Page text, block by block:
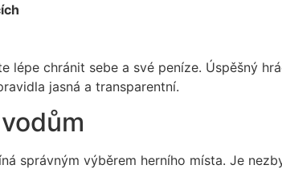
lépe chránit sebe a své peníze. Úspěšný
jasná a transparentní.
správným výběrem herního místa. Je